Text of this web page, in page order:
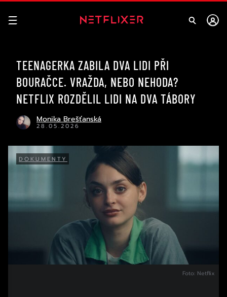
TEENAGERKA ZABILA DVA LIDI PŘI
BOURAČCE. VRAŽDA, NEBO NEHODA?
NETFLIX ROZDĚLIL LIDI NA DVA TÁBORY
Monika Brešťanská
28.05.2026
DOKUMENTY
Foto: Netflix